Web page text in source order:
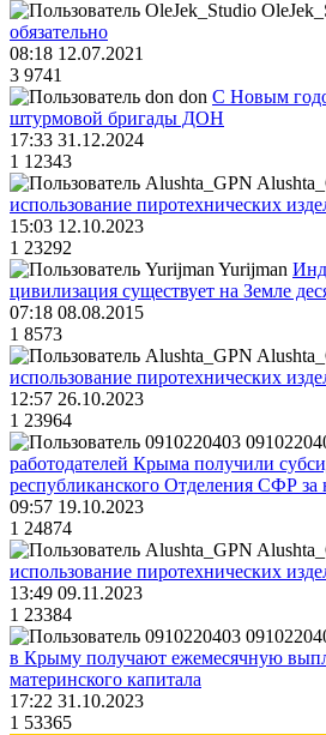
обязательно
08:18 12.07.2021
3 9741
don С Новым
штурмовой бригады ДОН
17:33 31.12.2024
1 12343
использование пиротехнических
15:03 12.10.2023
1 23292
Yurijman
цивилизация существует на Земле
07:18 08.08.2015
1 8573
использование пиротехнических
12:57 26.10.2023
1 23964
работодателей Крыма получили
республиканского Отделения СФР за
09:57 19.10.2023
1 24874
использование пиротехнических
13:49 09.11.2023
1 23384
в Крыму получают ежемесячную
материнского капитала
17:22 31.10.2023
1 53365